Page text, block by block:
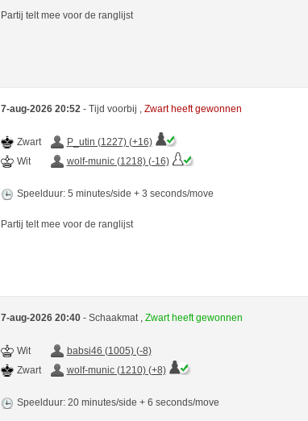
Partij telt mee voor de ranglijst
7-aug-2026 20:52 - Tijd voorbij , Zwart heeft gewonnen
Zwart
P_utin (1227) (+16)
Wit
wolf-munic (1218) (-16)
Speelduur: 5 minutes/side + 3 seconds/move
Partij telt mee voor de ranglijst
7-aug-2026 20:40 - Schaakmat , Zwart heeft gewonnen
Wit
babsi46 (1005) (-8)
Zwart
wolf-munic (1210) (+8)
Speelduur: 20 minutes/side + 6 seconds/move